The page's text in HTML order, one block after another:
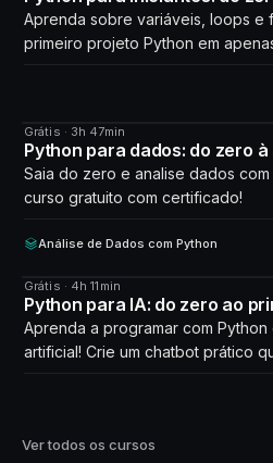
Aprenda sobre variáveis, loops e
primeiro projeto Python em
CURSO
Grátis · 3h 47min
Python para dados: do zero
Saia do zero e analise dados
curso gratuito com certificado!
Análise de Dados com Python
CURSO
Grátis · 4h 11min
Python para IA: do zero ao
Aprenda a programar com
artificial! Crie um chatbot prático
Ver todos os cursos